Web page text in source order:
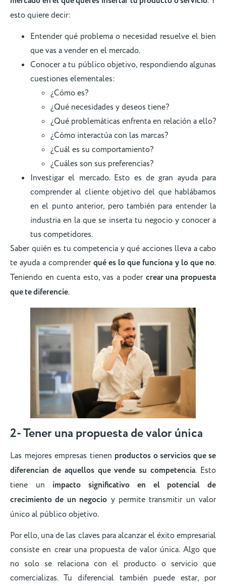
esto quiere decir:
Entender qué problema o necesidad resuelve el bien
que vas a vender en el mercado.
Conocer a tu público objetivo, respondiendo algunas
cuestiones elementales:
¿Cómo es?
¿Qué necesidades y deseos tiene?
¿Qué problemáticas enfrenta en relación a ello?
¿Cómo interactúa con las marcas?
¿Cuál es su comportamiento?
¿Cuáles son sus preferencias?
Investigar el mercado. Esto es de gran ayuda para
comprender al cliente objetivo del que hablábamos
en el punto anterior, pero también para entender la
industria en la que se inserta tu negocio y conocer a
tus competidores.
Saber quién es tu competencia y qué acciones lleva a cabo
te ayuda a comprenderqué es lo que funciona y lo que no.
Teniendo en cuenta esto, vas a poder crear una propuesta
que te diferencie.
2- Tener una propuesta de valor única
Las mejores empresas tienen productos o servicios que se
diferencian de aquellos que vende su competencia. Esto
tiene un impacto significativo en el potencial de
crecimiento de un negocio y permite transmitir un valor
único al público objetivo.
Por ello, una de las claves para alcanzar el éxito empresarial
consiste en crear una propuesta de valor única. Algo que
no solo se relaciona con el producto o servicio que
comercializas. Tu diferencial también puede estar, por